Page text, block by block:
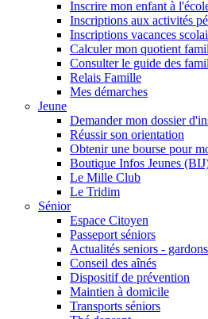
Inscrire mon enfant à
Inscriptions aux activités
Inscriptions vacances
Calculer mon quotient
Consulter le guide des
Relais Famille
Mes démarches
Jeune
Demander mon dossier
Réussir son orientation
Obtenir une bourse pour
Boutique Infos Jeunes
Le Mille Club
Le Tridim
Sénior
Espace Citoyen
Passeport séniors
Actualités seniors -
Conseil des aînés
Dispositif de prévention
Maintien à domicile
Transports séniors